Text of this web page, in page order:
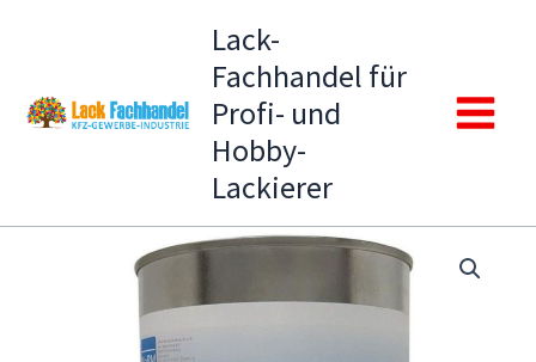
Lack-
Fachhandel für
Profi- und
Hobby-
Lackierer
Main